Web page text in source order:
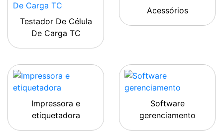
Testador De Célula
De Carga TC
Acessórios
Impressora e
etiquetadora
Software
gerenciamento